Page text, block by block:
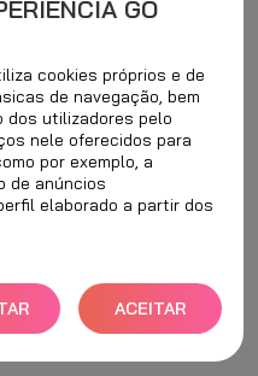
GO
cookies próprios e de
de navegação, bem
dos utilizadores pelo
nele oferecidos para
por exemplo, a
de anúncios
elaborado a partir dos
ACEITAR
TODOS